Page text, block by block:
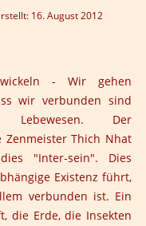
16. August 2012
- Wir gehen
wir verbunden sind
Der
Zenmeister Thich Nhat
"Inter-sein". Dies
Existenz führt,
verbunden ist. Ein
die Erde, die Insekten